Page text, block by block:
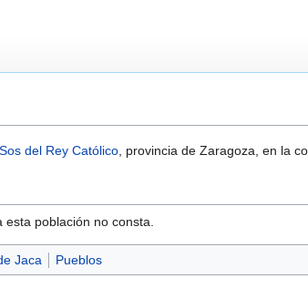
Sos del Rey Católico, provincia de Zaragoza, en la
esta población no consta.
Jaca Pueblos